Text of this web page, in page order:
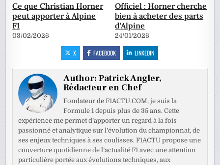
Ce que Christian Horner
peut apporter à Alpine
F1
03/02/2026
Officiel : Horner cherche
bien à acheter des parts
d'Alpine
24/01/2026
X FACEBOOK LINKEDIN
Author:Patrick Angler,
Rédacteur en Chef
Fondateur de F1ACTU.COM, je suis la
Formule 1 depuis plus de 35 ans. Cette
expérience me permet d’apporter un regard à la fois
passionné et analytique sur l’évolution du championnat, de
ses enjeux techniques à ses coulisses. F1ACTU propose une
couverture quotidienne de l’actualité F1 avec une attention
particulière portée aux évolutions techniques, aux